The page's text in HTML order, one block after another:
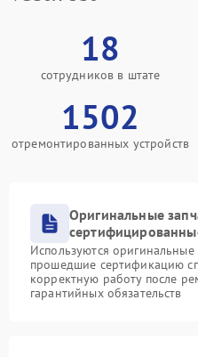
18
сотрудников в штате
1502
отремонтированных устройств
Оригинальные
Используются
прошедшие сертификацию
корректную работу после
гарантийных обязательств